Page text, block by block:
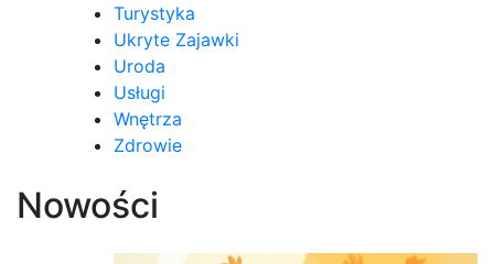
Turystyka
Ukryte Zajawki
Uroda
Usługi
Wnętrza
Zdrowie
Nowości